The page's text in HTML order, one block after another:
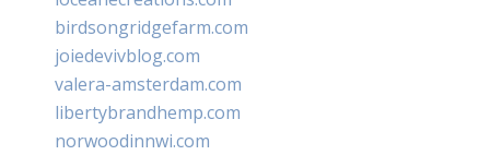
birdsongridgefarm.com
joiedevivblog.com
valera-amsterdam.com
libertybrandhemp.com
norwoodinnwi.com